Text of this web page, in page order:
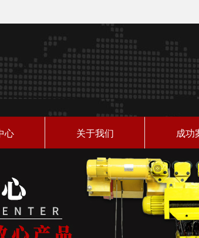
心 关于我们 成功